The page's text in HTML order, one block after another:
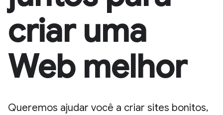
criar uma
Web melhor
Queremos ajudar você a criar sites bonitos,